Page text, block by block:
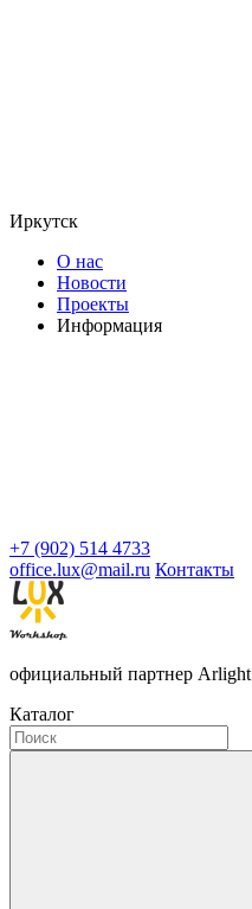
Иркутск
О нас
Новости
Проекты
Информация
+7 (902) 514 4733
office.lux@mail.ru Контакты
официальный партнер Arlight
Каталог